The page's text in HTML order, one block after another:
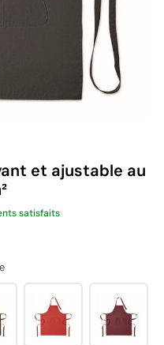
et ajustable au
satisfaits